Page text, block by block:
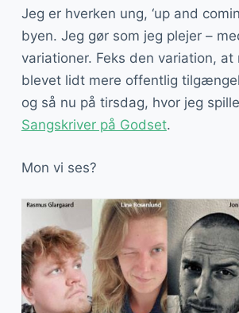
Jeg er hverken ung, ‘up and
byen. Jeg gør som jeg plejer –
variationer. Feks den variation, at
blevet lidt mere offentlig
og så nu på tirsdag, hvor jeg
Sangskriver på Godset.
Mon vi ses?